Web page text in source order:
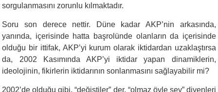
sorgulanmasını zorunlu kılmaktadır.
Soru son derece nettir. Düne kadar AKP’nin arkasında,
yanında, içerisinde hatta başrolünde olanların da içerisinde
olduğu bir ittifak, AKP’yi kurum olarak iktidardan uzaklaştırsa
da, 2002 Kasımında AKP’yi iktidar yapan dinamiklerin,
ideolojinin, fikirlerin iktidarının sonlanmasını sağlayabilir mi?
2002’de olduğu gibi, “değiştiler” der, “olmaz öyle şey” diyenleri